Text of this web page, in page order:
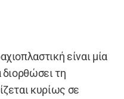
είναι μία
τη
κυρίως σε